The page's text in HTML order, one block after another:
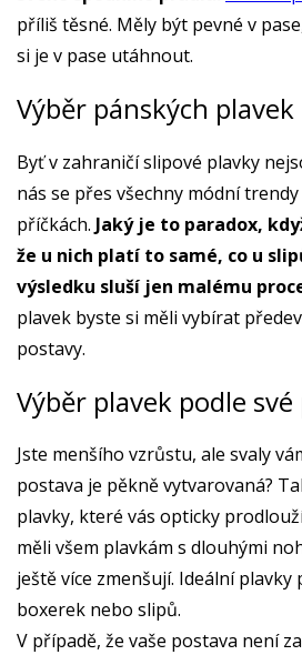
příliš těsné. Měly být pevné v
si je v pase utáhnout.
Výběr pánských
Byť v zahraničí slipové plavky
nás se přes všechny módní
příčkách. Jaký je to paradox,
že u nich platí to samé, co u
výsledku sluší jen malému
plavek byste si měli vybírat
postavy.
Výběr plavek podle
Jste menšího vzrůstu, ale svaly
postava je pěkně vytvarovaná?
plavky, které vás opticky
měli všem plavkám s dlouhými
ještě více zmenšují. Ideální
boxerek nebo slipů.
V případě, že vaše postava není